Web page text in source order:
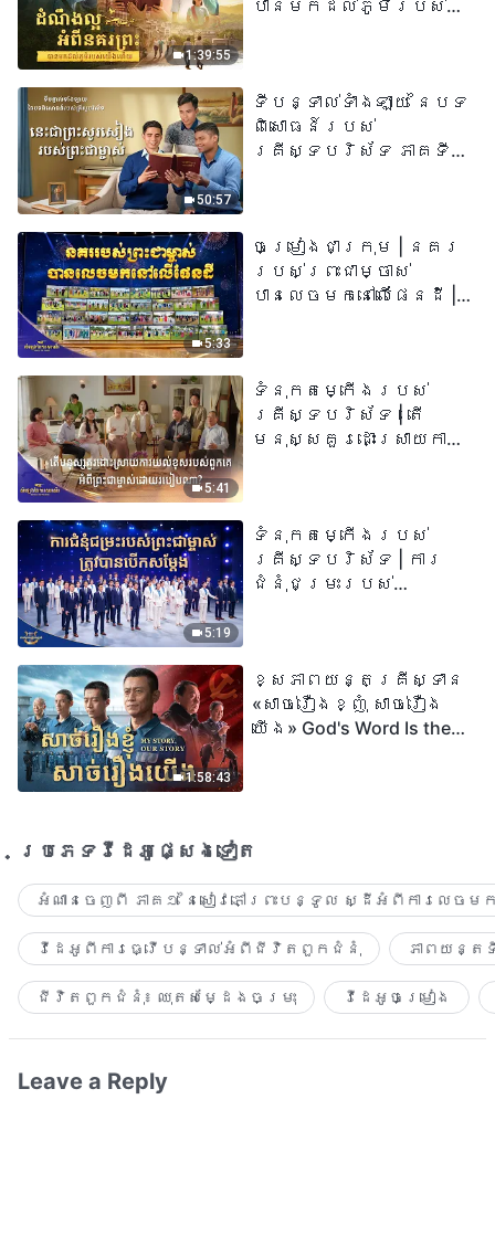
1:39:55
បានមកដល់​ភូមិរបស់
50:57
ទីបន្ទាល់ទាំងឡាយ នៃបទ
ពិសោធន៍របស់
គ្រីស្ទបរិស័ទ ភាគទី
5:33
ចម្រៀងជាក្រុម | នគរ
របស់ព្រះជាម្ចាស់
បានលេចមកនៅលើផែនដី |
5:41
ទំនុកតម្កើង​របស់​
គ្រីស្ទបរិស័ទ​ | តើ
មនុស្សគួរដោះស្រាយការ
២០២៦
5:19
ទំនុកតម្កើង​របស់​
គ្រីស្ទបរិស័ទ | ការ
ជំនុំជម្រះរបស់
1:58:43
ខ្សែភាពយន្តគ្រីស្ទាន
«សាច់រឿងខ្ញុំ សាច់រឿង
យើង» God's Word Is the
ប្រភេទ​វីដេអូ​ផ្សេង​ទៀត​
អំណានចេញពី ភាគ១ នៃសៀវភៅព្រះបន្ទូល ស្ដីអំពីការលេច
វីដេអូពីការធ្វើបន្ទាល់អំពីជីវិតពួកជំនុំ ភាពយន្
ជីវិតពួកជំនុំ៖ ឈុតសម្ដែងចម្រុះ វីដេអូចម្រៀង​
Leave a Reply